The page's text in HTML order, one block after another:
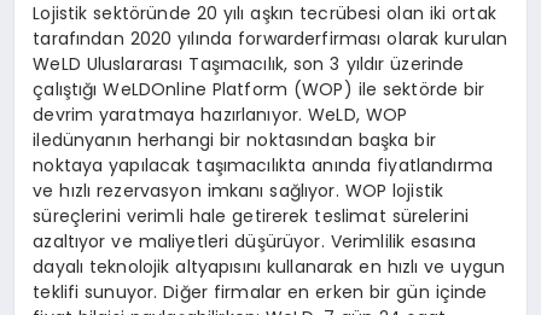
Lojistik sektöründe 20 yılı aşkın tecrübesi olan iki ortak
tarafından 2020 yılında forwarderfirması olarak kurulan
WeLD Uluslararası Taşımacılık, son3 yıldır üzerinde
çalıştığıWeLDOnline Platform (WOP) ile sektörde bir
devrim yaratmaya hazırlanıyor.WeLD, WOP
iledünyanın herhangi bir noktasından başka bir
noktaya yapılacak taşımacılıkta anında fiyatlandırma
ve hızlı rezervasyon imkanı sağlıyor. WOP lojistik
süreçlerini verimli hale getirerek teslimat sürelerini
azaltıyor ve maliyetleri düşürüyor. Verimlilik esasına
dayalı teknolojik altyapısını kullanarak en hızlı ve uygun
teklifi sunuyor. Diğer firmalar en erken bir gün içinde